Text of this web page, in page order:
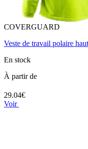
COVERGUARD
Veste de travail polaire
En stock
À partir de
29.04€
Voir